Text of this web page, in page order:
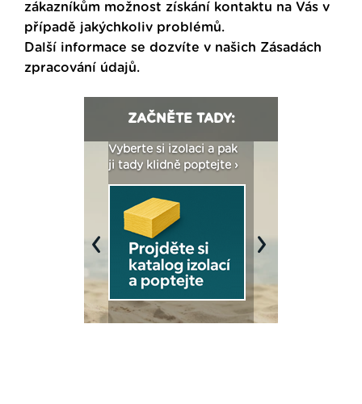
zákazníkům možnost získání kontaktu na Vás v
případě jakýchkoliv problémů.
Další informace se dozvíte v našich Zásadách
zpracování údajů.
ZAČNĚTE TADY:
Vyberte si izolaci a pak
ji tady klidně poptejte ›
Previous Next